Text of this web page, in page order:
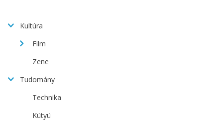
Kultúra
Film
Zene
Tudomány
Technika
Kütyü